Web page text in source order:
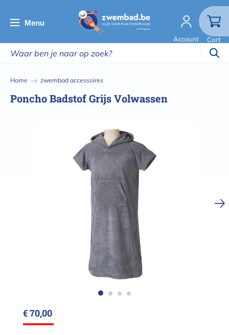
en
de
inhoud
Menu
Account Cart
Kruimelpad
Home zwembad accessoires
Poncho Badstof Grijs Volwassen
€ 70,00